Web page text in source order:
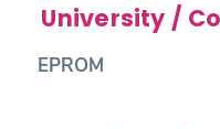
University /
EPROM